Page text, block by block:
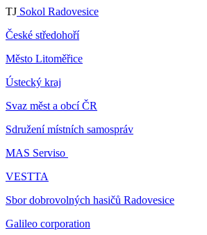
TJ Sokol Radovesice
České středohoří
Město Litoměřice
Ústecký kraj
Svaz měst a obcí ČR
Sdružení místních samospráv
MAS Serviso
VESTTA
Sbor dobrovolných hasičů Radovesice
Galileo corporation